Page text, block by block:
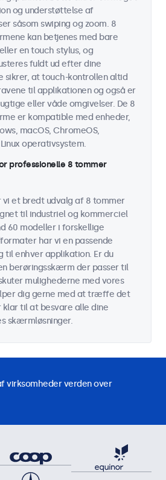
og understøttelse af
såsom swiping og zoom. 8
kan betjenes med bare
en touch stylus, og
fuldt ud efter dine
at touch-kontrollen altid
til applikationen og også er
eller våde omgivelser. De 8
er kompatible med enheder,
macOS, ChromeOS,
operativsystem.
professionelle 8 tommer
vi et bredt udvalg af 8 tommer
til industriel og kommerciel
60 modeller i forskellige
har vi en passende
til enhver applikation. Er du
berøringsskærm der passer til
mulighederne med vores
dig gerne med at træffe det
til at besvare alle dine
skærmløsninger.
virksomheder verden over